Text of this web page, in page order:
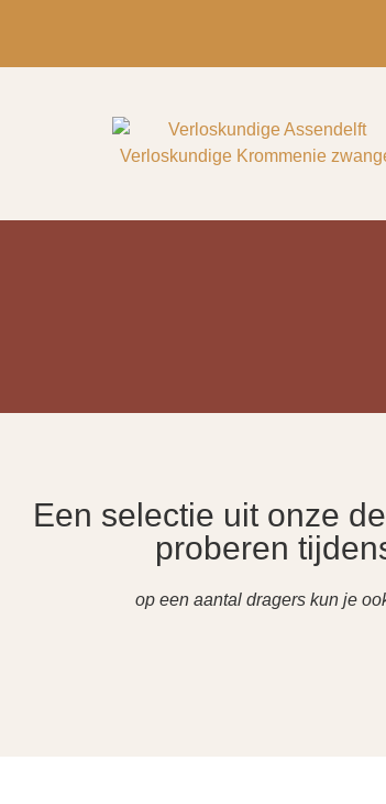
Een selectie uit onze
proberen
op een aantal dragers kun je